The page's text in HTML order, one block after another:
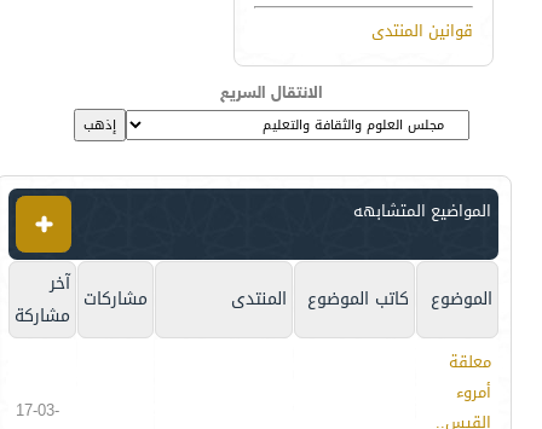
قوانين المنتدى
الانتقال السريع
المواضيع المتشابهه
الموضوع كاتب الموضوع المنتدى مشاركات آخر
مشاركة
معلقة
أمروء
القيس..
17-03-